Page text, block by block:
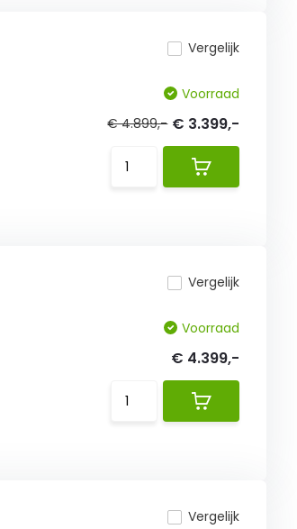
Vergelijk
Voorraad
€ 4.899,- € 3.399,-
Vergelijk
Voorraad
€ 4.399,-
Vergelijk